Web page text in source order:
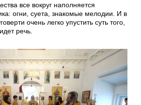
все вокруг наполняется
огни, суета, знакомые мелодии. И в
очень легко упустить суть того,
речь.